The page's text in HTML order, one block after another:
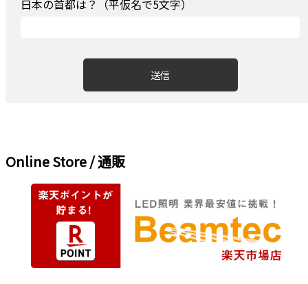
日本の首都は？（平仮名で5文字）
Online Store / 通販